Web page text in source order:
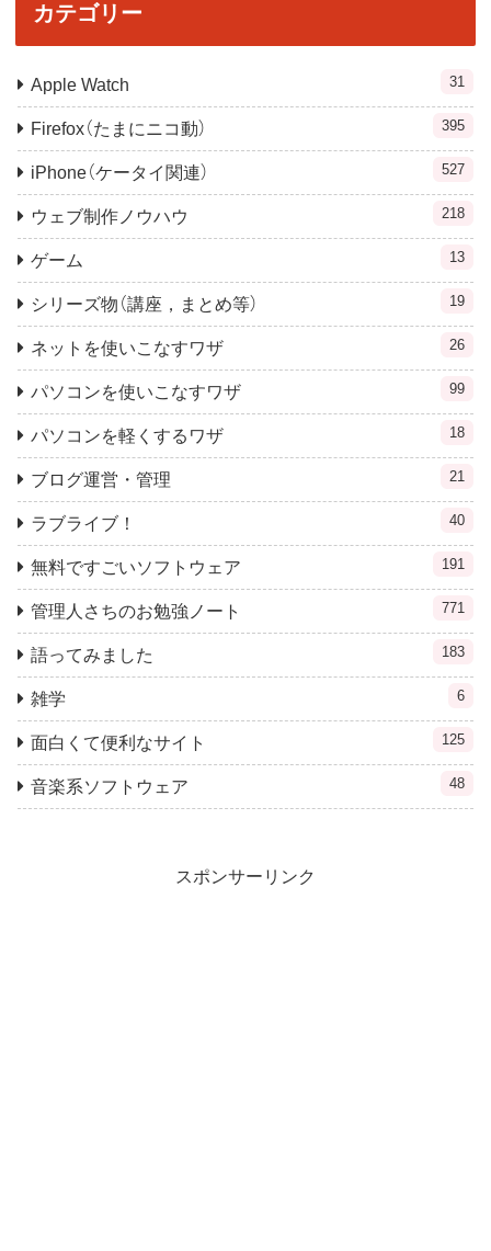
カテゴリー
Apple Watch 31
Firefox（たまにニコ動） 395
iPhone（ケータイ関連） 527
ウェブ制作ノウハウ 218
ゲーム 13
シリーズ物（講座，まとめ等） 19
ネットを使いこなすワザ 26
パソコンを使いこなすワザ 99
パソコンを軽くするワザ 18
ブログ運営・管理 21
ラブライブ！ 40
無料ですごいソフトウェア 191
管理人さちのお勉強ノート 771
語ってみました 183
雑学 6
面白くて便利なサイト 125
音楽系ソフトウェア 48
スポンサーリンク